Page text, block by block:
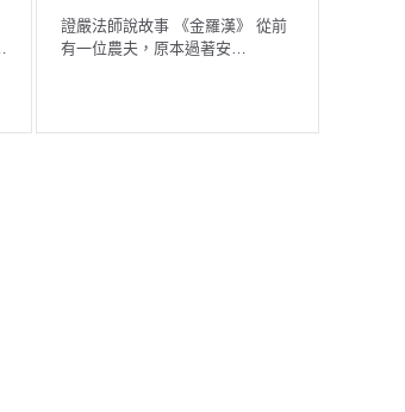
證嚴法師說故事 《金羅漢》 從前
有一位農夫，原本過著安…